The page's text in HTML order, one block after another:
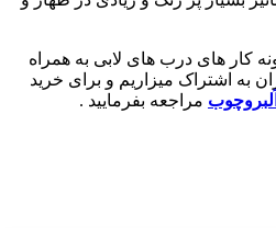
کار های درب های لابی به همراه
به اشتراک میزاریم و برای خرید
مراجعه بفرمایید .